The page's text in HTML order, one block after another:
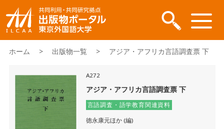
ホーム > 出版物一覧 > アジア・アフリカ言語調査票 下
A272
アジア・アフリカ言語調査票 下
言語調査・語学教育関連資料
徳永康元ほか (編)